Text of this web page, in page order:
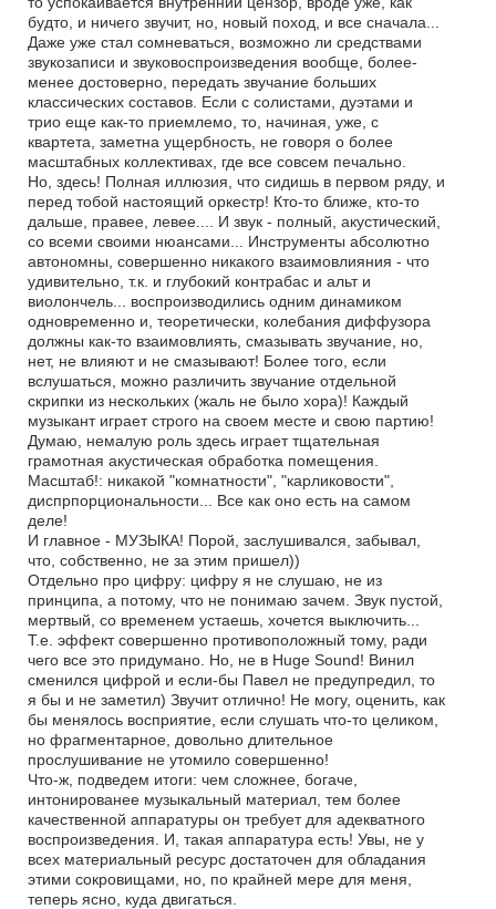
будто, и ничего звучит, но, новый поход, и все сначала...
Даже уже стал сомневаться, возможно ли средствами
звукозаписи и звуковоспроизведения вообще, более-
менее достоверно, передать звучание больших
классических составов. Если с солистами, дуэтами и
трио еще как-то приемлемо, то, начиная, уже, с
квартета, заметна ущербность, не говоря о более
масштабных коллективах, где все совсем печально.
Но, здесь! Полная иллюзия, что сидишь в первом ряду, и
перед тобой настоящий оркестр! Кто-то ближе, кто-то
дальше, правее, левее.... И звук - полный, акустический,
со всеми своими нюансами... Инструменты абсолютно
автономны, совершенно никакого взаимовлияния - что
удивительно, т.к. и глубокий контрабас и альт и
виолончель... воспроизводились одним динамиком
одновременно и, теоретически, колебания диффузора
должны как-то взаимовлиять, смазывать звучание, но,
нет, не влияют и не смазывают! Более того, если
вслушаться, можно различить звучание отдельной
скрипки из нескольких (жаль не было хора)! Каждый
музыкант играет строго на своем месте и свою партию!
Думаю, немалую роль здесь играет тщательная
грамотная акустическая обработка помещения.
Масштаб!: никакой "комнатности", "карликовости",
диспрпорциональности... Все как оно есть на самом
деле!
И главное - МУЗЫКА! Порой, заслушивался, забывал,
что, собственно, не за этим пришел))
Отдельно про цифру: цифру я не слушаю, не из
принципа, а потому, что не понимаю зачем. Звук пустой,
мертвый, со временем устаешь, хочется выключить...
Т.е. эффект совершенно противоположный тому, ради
чего все это придумано. Но, не в Huge Sound! Винил
сменился цифрой и если-бы Павел не предупредил, то
я бы и не заметил) Звучит отлично! Не могу, оценить, как
бы менялось восприятие, если слушать что-то целиком,
но фрагментарное, довольно длительное
прослушивание не утомило совершенно!
Что-ж, подведем итоги: чем сложнее, богаче,
интонированее музыкальный материал, тем более
качественной аппаратуры он требует для адекватного
воспроизведения. И, такая аппаратура есть! Увы, не у
всех материальный ресурс достаточен для обладания
этими сокровищами, но, по крайней мере для меня,
теперь ясно, куда двигаться.